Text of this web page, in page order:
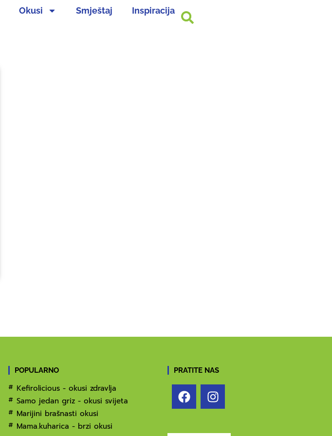
Okusi Smještaj Inspiracija
POPULARNO
Kefirolicious - okusi zdravlja
Samo jedan griz - okusi svijeta
Marijini brašnasti okusi
Mama.kuharica - brzi okusi
PRATITE NAS